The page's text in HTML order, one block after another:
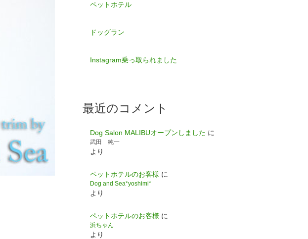
ペットホテル
ドッグラン
Instagram乗っ取られました
最近のコメント
Dog Salon MALIBUオープンしました に
武田 純一
より
ペットホテルのお客様 に
Dog and Sea*yoshimi*
より
ペットホテルのお客様 に
浜ちゃん
より